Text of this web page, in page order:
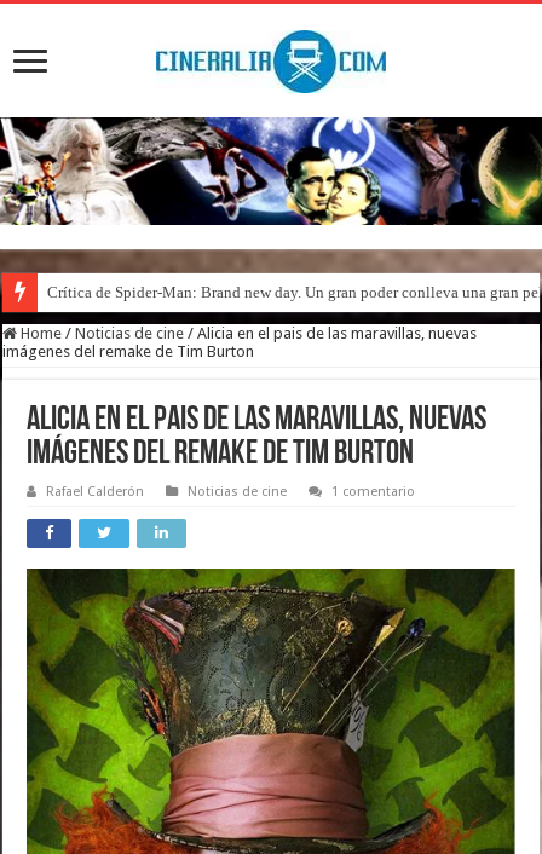
Crítica de Spider-Man: Brand new day. Un gran poder conlleva una gran
Home / Noticias de cine / Alicia en el pais de las maravillas, nuevas
imágenes del remake de Tim Burton
Alicia en el pais de las maravillas, nuevas
imágenes del remake de Tim Burton
Rafael Calderón Noticias de cine 1 comentario